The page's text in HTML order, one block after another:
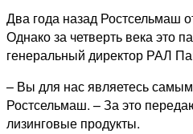
Два года назад Ростсельмаш
Однако за четверть века это
генеральный директор РАЛ
– Вы для нас являетесь
Ростсельмаш. – За это
лизинговые продукты.